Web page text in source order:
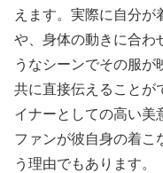
えます。実際に自分が
や、身体の動きに合わ
うなシーンでその服が
共に直接伝えることが
イナーとしての高い美
ファンが彼自身の着こ
う理由でもあります。